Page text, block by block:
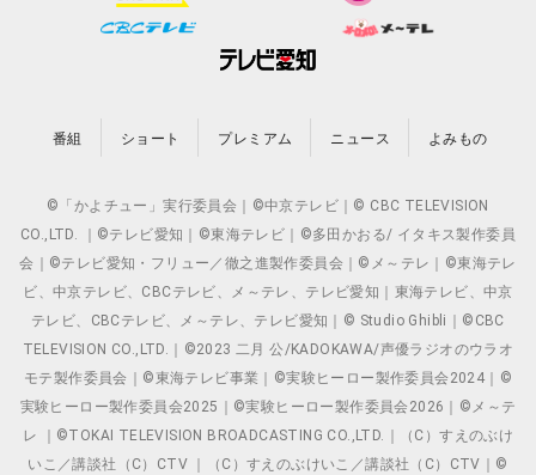
番組 ショート プレミアム ニュース よみもの
©「かよチュー」実行委員会｜©中京テレビ｜© CBC TELEVISION
CO.,LTD. ｜©テレビ愛知｜©東海テレビ｜©多田かおる/ イタキス製作委員
会｜©テレビ愛知・フリュー／徹之進製作委員会｜©メ～テレ｜©東海テレ
ビ、中京テレビ、CBCテレビ、メ～テレ、テレビ愛知｜東海テレビ、中京
テレビ、CBCテレビ、メ～テレ、テレビ愛知｜© Studio Ghibli｜©CBC
TELEVISION CO.,LTD.｜©2023 二月 公/KADOKAWA/声優ラジオのウラオ
モテ製作委員会｜©東海テレビ事業｜©実験ヒーロー製作委員会2024｜©
実験ヒーロー製作委員会2025｜©実験ヒーロー製作委員会2026｜©メ～テ
レ ｜©TOKAI TELEVISION BROADCASTING CO.,LTD.｜（C）すえのぶけ
いこ／講談社（C）CTV ｜（C）すえのぶけいこ／講談社（C）CTV｜©